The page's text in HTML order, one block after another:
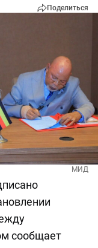
Поделиться
МИД
сообщает